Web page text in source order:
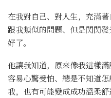
在我對自己、對人生，充滿
跟我類似的問題、但是閃閃
好了。
他讓我知道，原來像我這樣
容易心驚受怕、總是不知道
我，也有可能變成成功溫柔舒